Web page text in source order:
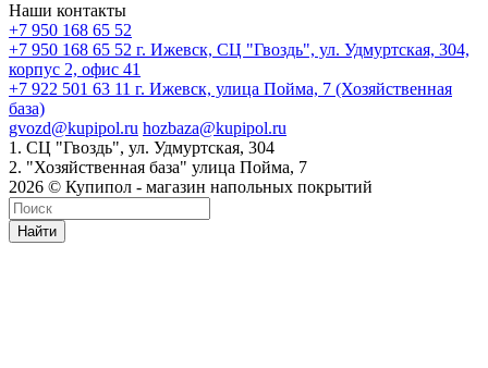
Наши контакты
+7 950 168 65 52
+7 950 168 65 52 г. Ижевск, СЦ "Гвоздь", ул. Удмуртская, 304,
корпус 2, офис 41
+7 922 501 63 11 г. Ижевск, улица Пойма, 7 (Хозяйственная
база)
gvozd@kupipol.ru hozbaza@kupipol.ru
1. СЦ "Гвоздь", ул. Удмуртская, 304
2. "Хозяйственная база" улица Пойма, 7
2026 © Купипол - магазин напольных покрытий
Найти